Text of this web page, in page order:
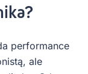
performance
ale